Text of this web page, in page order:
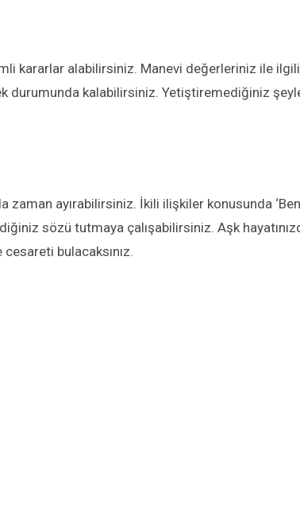
kararlar alabilirsiniz. Manevi değerleriniz ile ilgili
durumunda kalabilirsiniz. Yetiştiremediğiniz
zaman ayırabilirsiniz. İkili ilişkiler konusunda
sözü tutmaya çalışabilirsiniz. Aşk
bulacaksınız.